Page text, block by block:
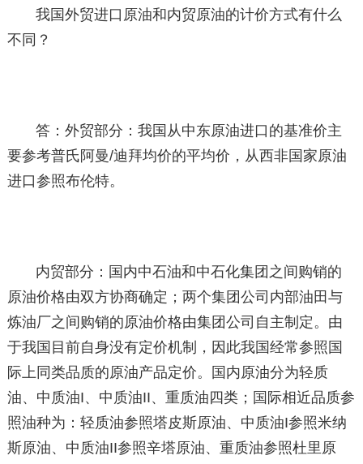
我国外贸进口原油和内贸原油的计价方式有什么
不同？
答：外贸部分：我国从中东原油进口的基准价主
要参考普氏阿曼/迪拜均价的平均价，从西非国家原油
进口参照布伦特。
内贸部分：国内中石油和中石化集团之间购销的
原油价格由双方协商确定；两个集团公司内部油田与
炼油厂之间购销的原油价格由集团公司自主制定。由
于我国目前自身没有定价机制，因此我国经常参照国
际上同类品质的原油产品定价。国内原油分为轻质
油、中质油I、中质油II、重质油四类；国际相近品质参
照油种为：轻质油参照塔皮斯原油、中质油I参照米纳
斯原油、中质油II参照辛塔原油、重质油参照杜里原